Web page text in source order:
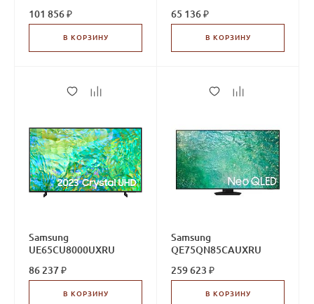
101 856 ₽
В КОРЗИНУ
65 136 ₽
В КОРЗИНУ
Samsung
UE65CU8000UXRU
86 237 ₽
В КОРЗИНУ
Samsung
QE75QN85CAUXRU
259 623 ₽
В КОРЗИНУ